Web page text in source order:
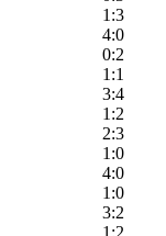
1:3
4:0
0:2
1:1
3:4
1:2
2:3
1:0
4:0
1:0
3:2